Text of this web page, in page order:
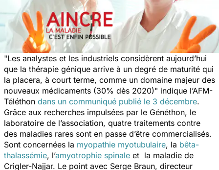
"Les analystes et les industriels considèrent aujourd’hui
que la thérapie génique arrive à un degré de maturité qui
la placera, à court terme, comme un domaine majeur des
nouveaux médicaments (30% dès 2020)" indique l’AFM-
Téléthon dans un communiqué publié le 3 décembre.
Grâce aux recherches impulsées par le Généthon, le
laboratoire de l’association, quatre traitements contre
des maladies rares sont en passe d’être commercialisés.
Sont concernées la myopathie myotubulaire, la bêta-
thalassémie, l’amyotrophie spinale et la maladie de
Crigler-Najjar. Le point avec Serge Braun, directeur